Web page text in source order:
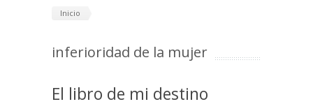
Inicio
inferioridad de la mujer
El libro de mi destino